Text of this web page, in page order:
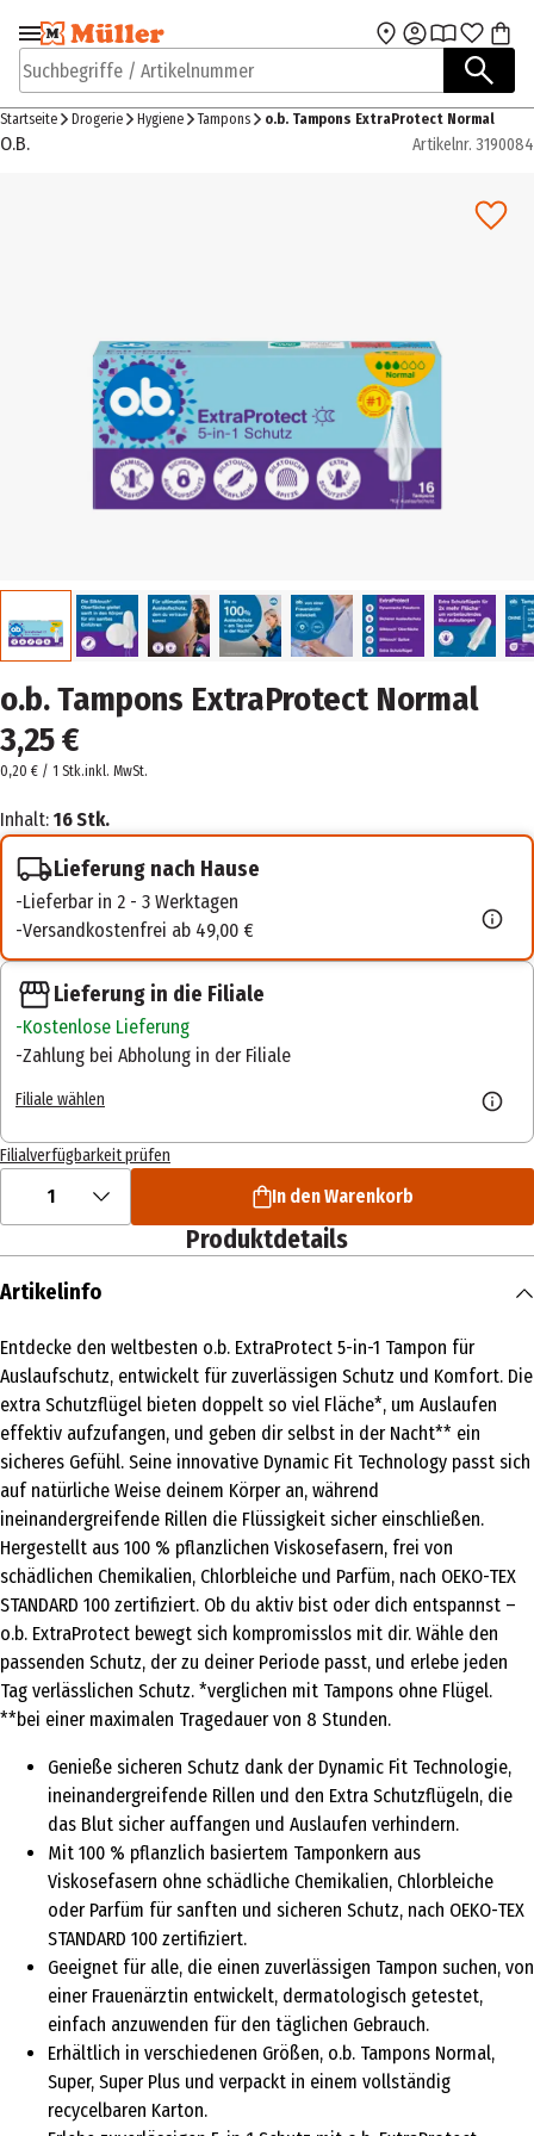
Zur Navigation
springen
Zum Hauptinhalt
Suchbegriffe / Artikelnummer
Startseite Drogerie Hygiene Tampons o.b. Tampons ExtraProtect Normal
O.B. Artikelnr. 3190084
o.b. Tampons ExtraProtect Normal
3,25 €
0,20 € / 1 Stk.inkl. MwSt.
Inhalt: 16 Stk.
Lieferung nach Hause
Lieferbar in 2 - 3 Werktagen
Versandkostenfrei ab 49,00 €
Lieferung in die Filiale
Kostenlose Lieferung
Zahlung bei Abholung in der Filiale
Filiale wählen
Filialverfügbarkeit prüfen
1 In den Warenkorb
Produktdetails
Artikelinfo
Entdecke den weltbesten o.b. ExtraProtect 5-in-1 Tampon für
Auslaufschutz, entwickelt für zuverlässigen Schutz und Komfort. Die
extra Schutzflügel bieten doppelt so viel Fläche*, um Auslaufen
effektiv aufzufangen, und geben dir selbst in der Nacht** ein
sicheres Gefühl. Seine innovative Dynamic Fit Technology passt sich
auf natürliche Weise deinem Körper an, während
ineinandergreifende Rillen die Flüssigkeit sicher einschließen.
Hergestellt aus 100 % pflanzlichen Viskosefasern, frei von
schädlichen Chemikalien, Chlorbleiche und Parfüm, nach OEKO-TEX
STANDARD 100 zertifiziert. Ob du aktiv bist oder dich entspannst –
o.b. ExtraProtect bewegt sich kompromisslos mit dir. Wähle den
passenden Schutz, der zu deiner Periode passt, und erlebe jeden
Tag verlässlichen Schutz. *verglichen mit Tampons ohne Flügel.
**bei einer maximalen Tragedauer von 8 Stunden.
Genieße sicheren Schutz dank der Dynamic Fit Technologie,
ineinandergreifende Rillen und den Extra Schutzflügeln, die
das Blut sicher auffangen und Auslaufen verhindern.
Mit 100 % pflanzlich basiertem Tamponkern aus
Viskosefasern ohne schädliche Chemikalien, Chlorbleiche
oder Parfüm für sanften und sicheren Schutz, nach OEKO-TEX
STANDARD 100 zertifiziert.
Geeignet für alle, die einen zuverlässigen Tampon suchen, von
einer Frauenärztin entwickelt, dermatologisch getestet,
einfach anzuwenden für den täglichen Gebrauch.
Erhältlich in verschiedenen Größen, o.b. Tampons Normal,
Super, Super Plus und verpackt in einem vollständig
recycelbaren Karton.